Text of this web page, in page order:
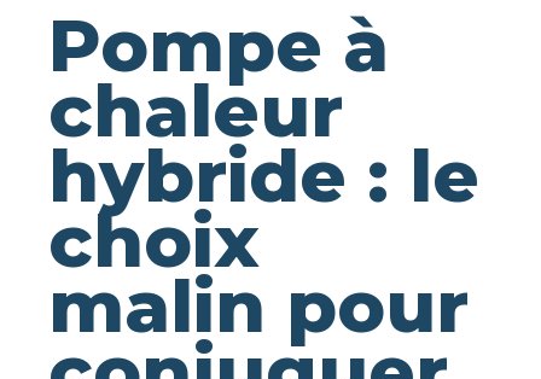
Pompe à
chaleur
hybride : le
choix
malin pour